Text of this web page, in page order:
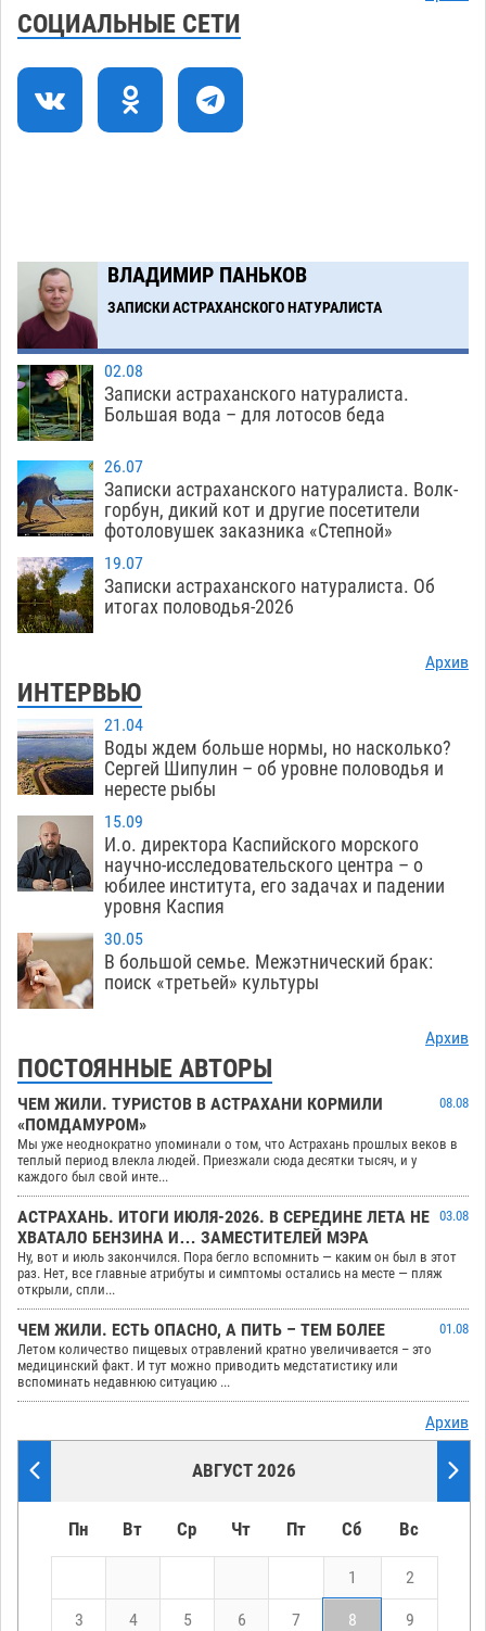
12:53
Астраханские археологи откопали древнюю
помойку
11:58
В Астрахани подросток угнал мотоцикл и
похитил чужие мобильник с банковскими
10:43
Астраханский суд встал на сторону МЧС в
споре за возврат униформы
07.08
СОЦИАЛЬНЫЕ СЕТИ
ВЛАДИМИР ПАНЬКОВ
ЗАПИСКИ АСТРАХАНСКОГО НАТУРАЛИСТА
02.08
Записки астраханского натуралиста.
Большая вода – для лотосов беда
26.07
Записки астраханского натуралиста. Волк-
горбун, дикий кот и другие посетители
фотоловушек заказника «Степной»
19.07
Записки астраханского натуралиста. Об
итогах половодья-2026
Архив
ИНТЕРВЬЮ
21.04
Воды ждем больше нормы, но насколько?
Сергей Шипулин – об уровне половодья и
нересте рыбы
15.09
И.о. директора Каспийского морского
научно-исследовательского центра – о
юбилее института, его задачах и падении
уровня Каспия
30.05
В большой семье. Межэтнический брак:
поиск «третьей» культуры
Архив
ПОСТОЯННЫЕ АВТОРЫ
ЧЕМ ЖИЛИ. ТУРИСТОВ В АСТРАХАНИ КОРМИЛИ
«ПОМДАМУРОМ»
08.08
Мы уже неоднократно упоминали о том, что Астрахань прошлых веков в
теплый период влекла людей. Приезжали сюда десятки тысяч, и у
каждого был свой инте...
АСТРАХАНЬ. ИТОГИ ИЮЛЯ-2026. В СЕРЕДИНЕ ЛЕТА НЕ
ХВАТАЛО БЕНЗИНА И… ЗАМЕСТИТЕЛЕЙ МЭРА
03.08
Ну, вот и июль закончился. Пора бегло вспомнить — каким он был в этот
раз. Нет, все главные атрибуты и симптомы остались на месте — пляж
открыли, спли...
ЧЕМ ЖИЛИ. ЕСТЬ ОПАСНО, А ПИТЬ – ТЕМ БОЛЕЕ
01.08
Летом количество пищевых отравлений кратно увеличивается – это
медицинский факт. И тут можно приводить медстатистику или
вспоминать недавнюю ситуацию ...
Архив
АВГУСТ 2026
Пн Вт Ср Чт Пт Сб Вс
1 2
3 4 5 6 7 8 9